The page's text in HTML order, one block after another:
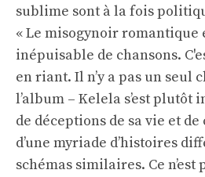
sublime sont à la fois
« Le misogynoir romantique
inépuisable de chansons.
en riant. Il n’y a pas un seul
l’album – Kelela s’est plutôt
de déceptions de sa vie et
d’une myriade d’histoires
schémas similaires. Ce n’est